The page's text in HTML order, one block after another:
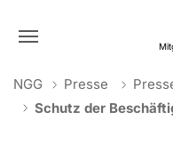
You are here:
NGG Presse
Schutz der